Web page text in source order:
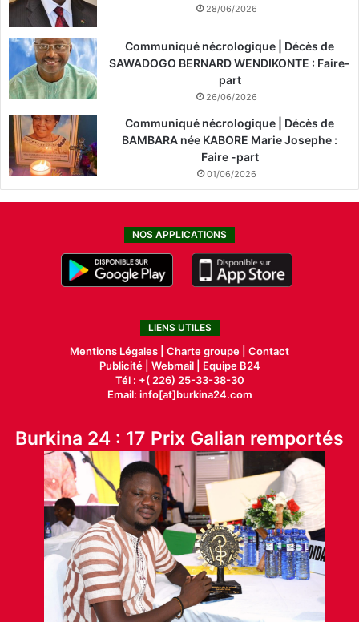
28/06/2026
Communiqué nécrologique | Décès de
SAWADOGO BERNARD WENDIKONTE : Faire-
part
26/06/2026
Communiqué nécrologique | Décès de
BAMBARA née KABORE Marie Josephe :
Faire -part
01/06/2026
NOS APPLICATIONS
LIENS UTILES
Mentions Légales | Charte groupe | Contact
Publicité| Webmail |
Equipe B24
Tél : +( 226) 25-33-38-30
Email: info[at]burkina24.com
Burkina 24 : 17 Prix Galian remportés